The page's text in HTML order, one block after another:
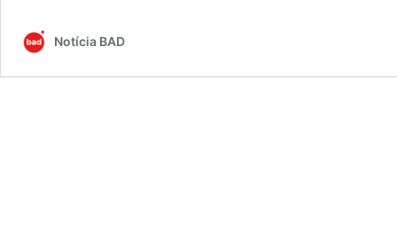
Notícia BAD